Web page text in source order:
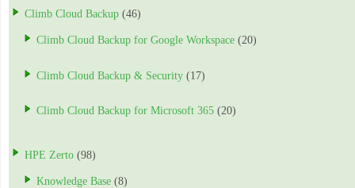
Climb Cloud Backup (46)
Climb Cloud Backup for Google Workspace (20)
Climb Cloud Backup & Security (17)
Climb Cloud Backup for Microsoft 365 (20)
HPE Zerto (98)
Knowledge Base (8)